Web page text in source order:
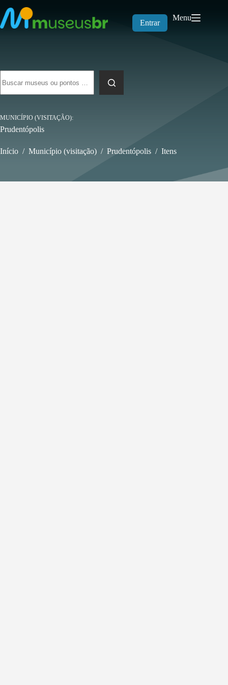
para
o
conteúdo
Entrar
Menu
resultados
MUNICÍPIO (VISITAÇÃO)
Prudentópolis
Início / Município (visitação) / Prudentópolis / Itens